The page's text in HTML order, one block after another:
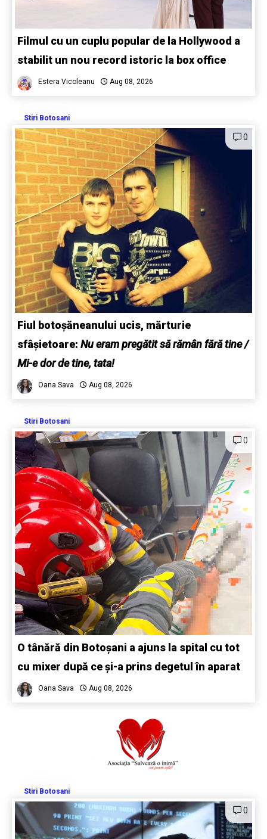
Filmul cu un cuplu popular de la Hollywood a
stabilit un nou record istoric la box office
Estera Vicoleanu Aug 08, 2026
Stiri Botosani
0
Fiul botoșăneanului ucis, mărturie
sfâșietoare: Nu eram pregătit să rămân fără tine /
Mi-e dor de tine, tata!
Oana Sava Aug 08, 2026
Stiri Botosani
0
O tânără din Botoșani a ajuns la spital cu tot
cu mixer după ce și-a prins degetul în aparat
Oana Sava Aug 08, 2026
Stiri Botosani
0